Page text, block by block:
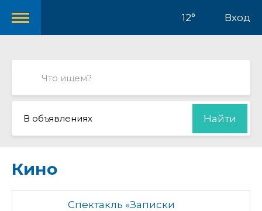
12° Вход
В объявлениях Найти
Кино
Спектакль «Записки